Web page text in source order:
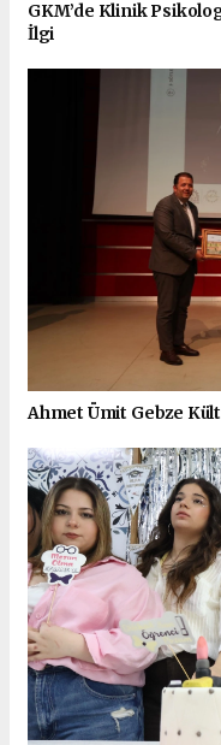
GKM’de Klinik
İlgi
Ahmet Ümit Gebze